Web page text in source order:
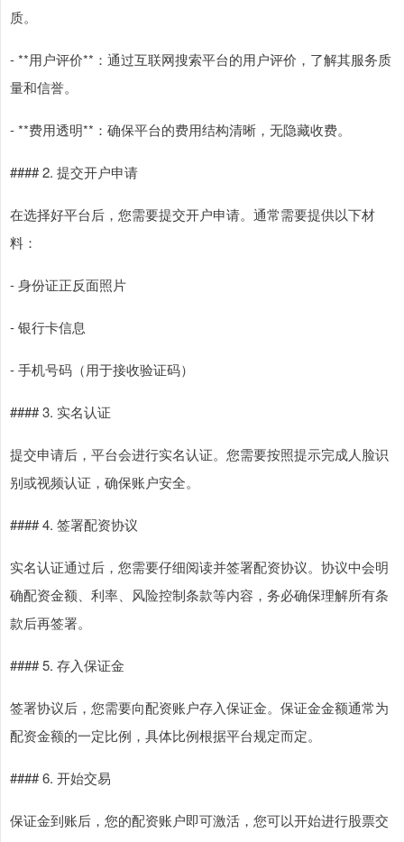
质。
- **用户评价**：通过互联网搜索平台的用户评价，了解其服务质
量和信誉。
- **费用透明**：确保平台的费用结构清晰，无隐藏收费。
#### 2. 提交开户申请
在选择好平台后，您需要提交开户申请。通常需要提供以下材
料：
- 身份证正反面照片
- 银行卡信息
- 手机号码（用于接收验证码）
#### 3. 实名认证
提交申请后，平台会进行实名认证。您需要按照提示完成人脸识
别或视频认证，确保账户安全。
#### 4. 签署配资协议
实名认证通过后，您需要仔细阅读并签署配资协议。协议中会明
确配资金额、利率、风险控制条款等内容，务必确保理解所有条
款后再签署。
#### 5. 存入保证金
签署协议后，您需要向配资账户存入保证金。保证金金额通常为
配资金额的一定比例，具体比例根据平台规定而定。
#### 6. 开始交易
保证金到账后，您的配资账户即可激活，您可以开始进行股票交